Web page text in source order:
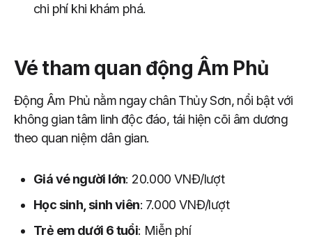
chi phí khi khám phá.
Vé tham quan động Âm Phủ
Động Âm Phủ nằm ngay chân Thủy Sơn, nổi bật với
không gian tâm linh độc đáo, tái hiện cõi âm dương
theo quan niệm dân gian.
Giá vé người lớn: 20.000 VNĐ/lượt
Học sinh, sinh viên: 7.000 VNĐ/lượt
Trẻ em dưới 6 tuổi: Miễn phí